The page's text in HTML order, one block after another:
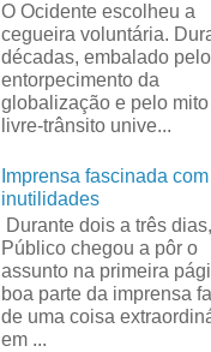
O Ocidente escolheu a
cegueira voluntária.
décadas, embalado pelo
entorpecimento da
globalização e pelo
livre-trânsito unive...
Imprensa fascinada com
inutilidades
Durante dois a três
Público chegou a pôr o
assunto na primeira
boa parte da imprensa
de uma coisa
em ...